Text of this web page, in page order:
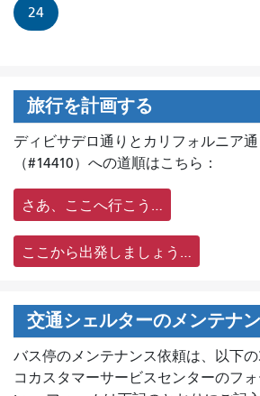
24
旅行を計画する
ディビサデロ通りとカリフォルニア
（#14410）への道順はこちら：
さあ、ここへ行こう…
ここから出発しましょう…
交通シェルターのメンテナ
バス停のメンテナンス依頼は、 以下
コカスタマーサービスセンターのフ